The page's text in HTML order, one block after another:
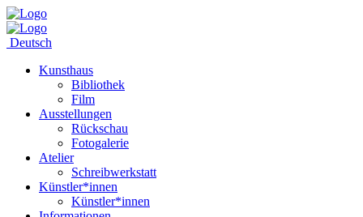
Deutsch
Kunsthaus
Bibliothek
Film
Ausstellungen
Rückschau
Fotogalerie
Atelier
Schreibwerkstatt
Künstler*innen
Künstler*innen